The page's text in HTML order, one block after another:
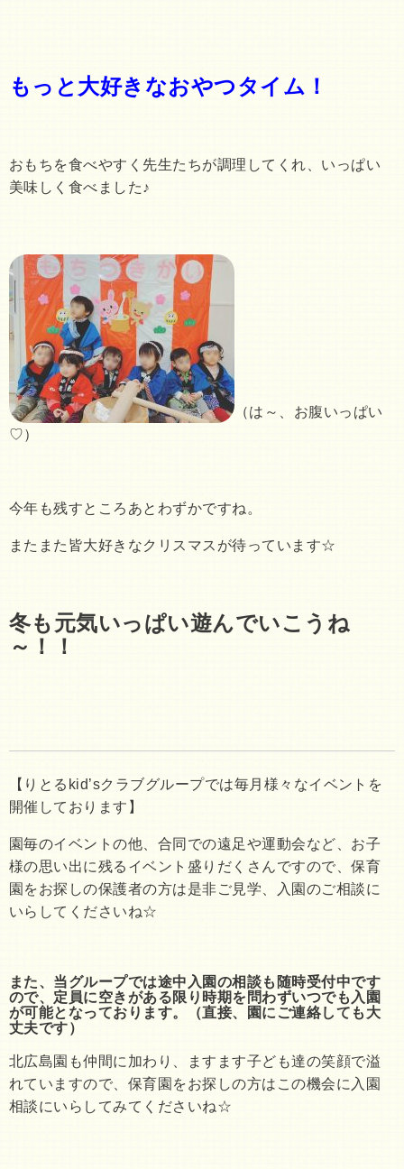
もっと大好きなおやつタイム！
おもちを食べやすく先生たちが調理してくれ、いっぱい
美味しく食べました♪
（は～、お腹いっぱい
♡）
今年も残すところあとわずかですね。
またまた皆大好きなクリスマスが待っています☆
冬も元気いっぱい遊んでいこうね
～！！
【りとるkid’sクラブグループでは毎月様々なイベントを
開催しております】
園毎のイベントの他、合同での遠足や運動会など、お子
様の思い出に残るイベント盛りだくさんですので、保育
園をお探しの保護者の方は是非ご見学、入園のご相談に
いらしてくださいね☆
また、当グループでは途中入園の相談も随時受付中です
ので、定員に空きがある限り時期を問わずいつでも入園
が可能となっております。（直接、園にご連絡しても大
丈夫です）
北広島園も仲間に加わり、ますます子ども達の笑顔で溢
れていますので、保育園をお探しの方はこの機会に入園
相談にいらしてみてくださいね☆